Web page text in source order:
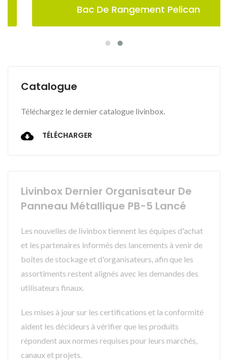
Bac De Rangement Pelican
Catalogue
Téléchargez le dernier catalogue livinbox.
TÉLÉCHARGER
Livinbox Dernier Organisateur De
Panneau Métallique PB-5 Lancé
Les nouvelles de livinbox tiennent les équipes d'achat
et les partenaires informés des lancements à venir de
boîtes de stockage et d'organisateurs, afin que les
assortiments restent alignés avec les demandes des
utilisateurs finaux.
Les mises à jour sur les certifications et la conformité
aident les décideurs à vérifier que les produits
répondent aux normes requises pour leurs marchés,
canaux et projets.